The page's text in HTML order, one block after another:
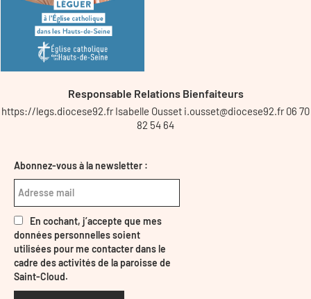
Responsable Relations Bienfaiteurs
https://legs.diocese92.fr Isabelle Ousset i.ousset@diocese92.fr 06 70
82 54 64
Abonnez-vous à la newsletter :
En cochant, j’accepte que mes
données personnelles soient
utilisées pour me contacter dans le
cadre des activités de la paroisse de
Saint-Cloud.